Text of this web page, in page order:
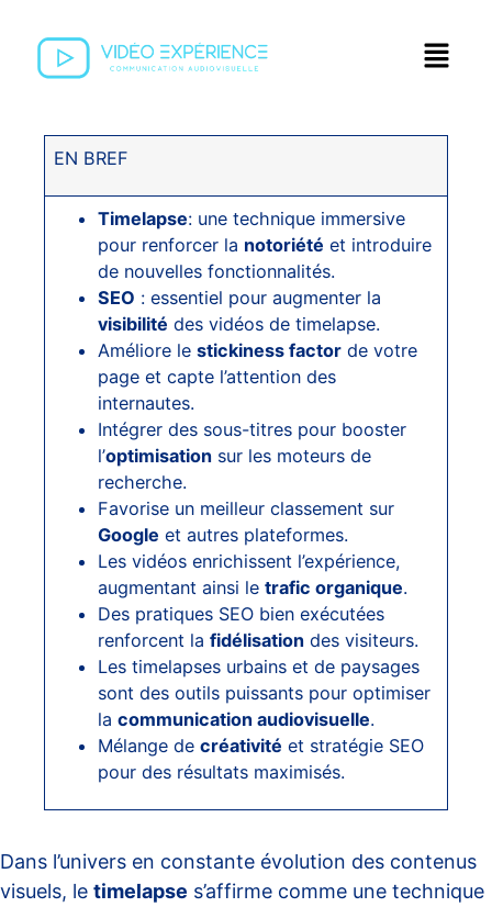
EN BREF
Timelapse: une technique immersive
pour renforcer la notoriété et introduire
de nouvelles fonctionnalités.
SEO : essentiel pour augmenter la
visibilité des vidéos de timelapse.
Améliore lestickiness factor de votre
page et capte l’attention des
internautes.
Intégrer des sous-titres pour booster
l’optimisation sur les moteurs de
recherche.
Favorise un meilleur classement sur
Google et autres plateformes.
Les vidéos enrichissent l’expérience,
augmentant ainsi letrafic organique.
Des pratiques SEO bien exécutées
renforcent lafidélisation des visiteurs.
Les timelapses urbains et de paysages
sont des outils puissants pour optimiser
lacommunication audiovisuelle.
Mélange decréativité et stratégie SEO
pour des résultats maximisés.
Dans l’univers en constante évolution des contenus
visuels, le timelapse s’affirme comme une technique